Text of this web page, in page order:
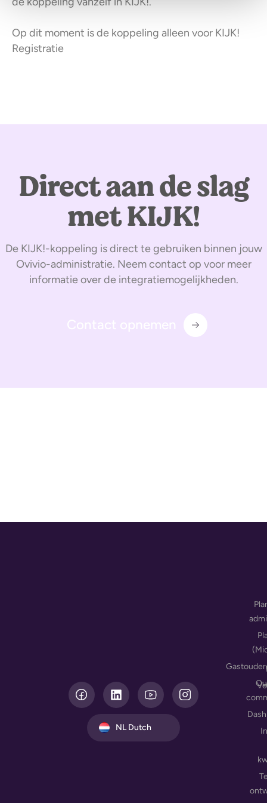
Op dit moment is de koppeling alleen voor KIJK!
Registratie
Direct aan de slag
met KIJK!
De KIJK!-koppeling is direct te gebruiken binnen jouw
Ovivio-administratie. Neem contact op voor meer
informatie over de integratiemogelijkheden.
Contact opnemen
L
i
n
k
e
NL Dutch